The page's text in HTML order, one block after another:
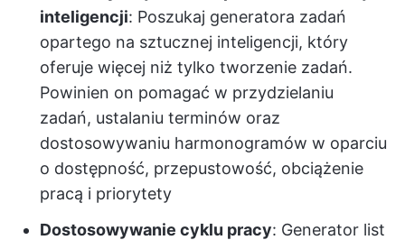
inteligencji: Poszukaj generatora zadań
opartego na sztucznej inteligencji, który
oferuje więcej niż tylko tworzenie zadań.
Powinien on pomagać w przydzielaniu
zadań, ustalaniu terminów oraz
dostosowywaniu harmonogramów w oparciu
o dostępność, przepustowość, obciążenie
pracą i priorytety
Dostosowywanie cyklu pracy: Generator list